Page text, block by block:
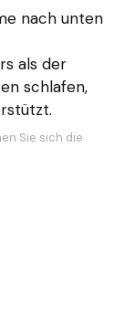
nach unten
als der
schlafen,
Sie sich die